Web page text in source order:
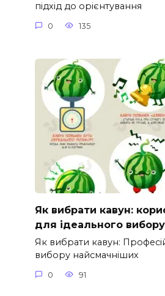
підхід до орієнтування
0 135
Як вибрати кавун:
для ідеального
Як вибрати кавун:
вибору найсмачніших
0 91